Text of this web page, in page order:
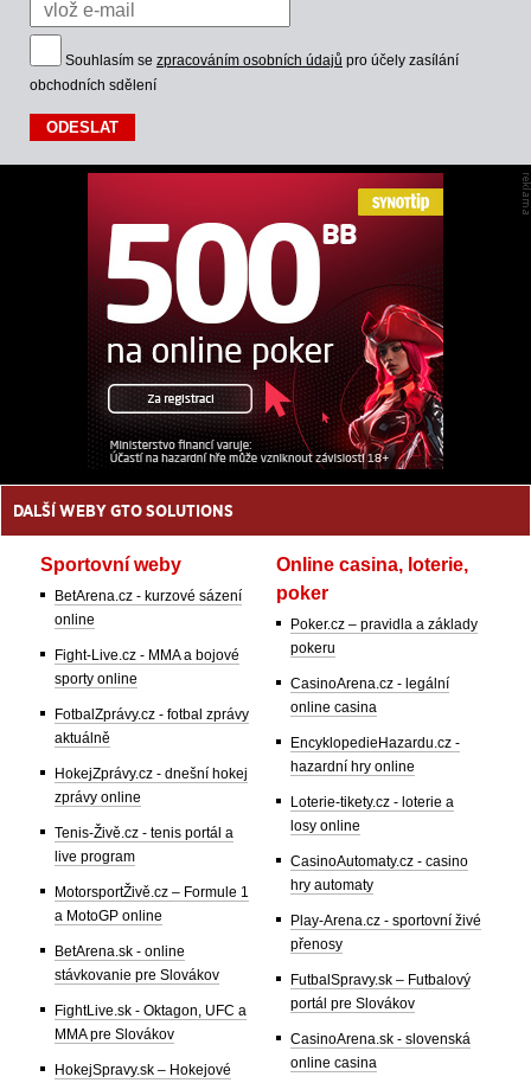
Souhlasím se zpracováním osobních údajů pro účely zasílání
obchodních sdělení
DALŠÍ WEBY GTO SOLUTIONS
Sportovní weby
BetArena.cz - kurzové sázení
online
Fight-Live.cz - MMA a bojové
sporty online
FotbalZprávy.cz - fotbal zprávy
aktuálně
HokejZprávy.cz - dnešní hokej
zprávy online
Tenis-Živě.cz - tenis portál a
live program
MotorsportŽivě.cz – Formule 1
a MotoGP online
BetArena.sk - online
stávkovanie pre Slovákov
FightLive.sk - Oktagon, UFC a
MMA pre Slovákov
HokejSpravy.sk – Hokejové
Online casina, loterie,
poker
Poker.cz – pravidla a základy
pokeru
CasinoArena.cz - legální
online casina
EncyklopedieHazardu.cz -
hazardní hry online
Loterie-tikety.cz - loterie a
losy online
CasinoAutomaty.cz - casino
hry automaty
Play-Arena.cz - sportovní živé
přenosy
FutbalSpravy.sk – Futbalový
portál pre Slovákov
CasinoArena.sk - slovenská
online casina